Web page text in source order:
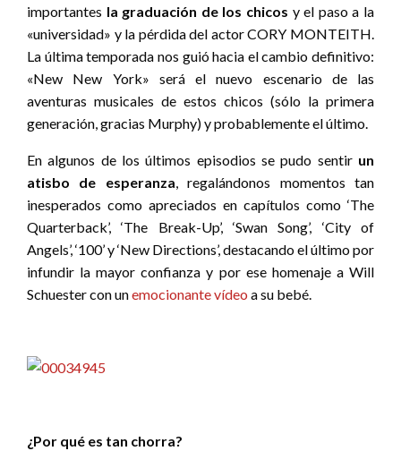
importantes la graduación de los chicos y el paso a la
«universidad» y la pérdida del actor CORY MONTEITH.
La última temporada nos guió hacia el cambio definitivo:
«New New York» será el nuevo escenario de las
aventuras musicales de estos chicos (sólo la primera
generación, gracias Murphy) y probablemente el último.
En algunos de los últimos episodios se pudo sentir un
atisbo de esperanza, regalándonos momentos tan
inesperados como apreciados en capítulos como ‘The
Quarterback’, ‘The Break-Up’, ‘Swan Song’, ‘City of
Angels’, ‘100’ y ‘New Directions’, destacando el último por
infundir la mayor confianza y por ese homenaje a Will
Schuester con unemocionante vídeo a su bebé.
¿Por qué es tan chorra?